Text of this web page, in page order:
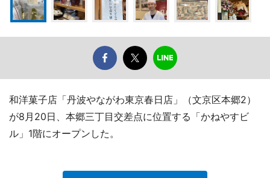
和洋菓子店「丹波やながわ東京春日店」（文京区本郷2）
が8月20日、本郷三丁目交差点に位置する「かねやすビ
ル」1階にオープンした。